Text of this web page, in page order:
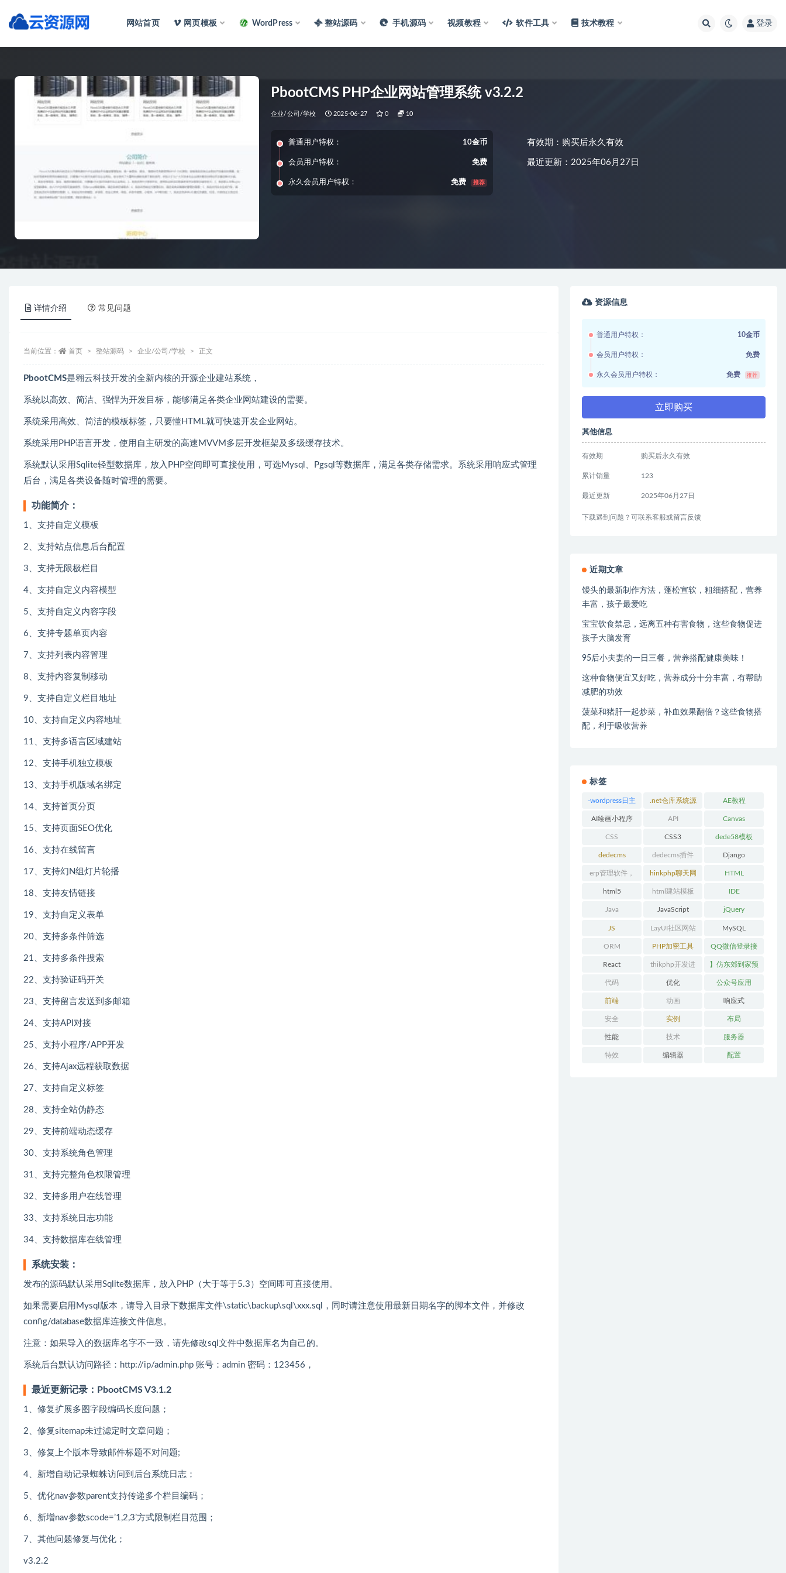
网站首页 网页模板 WordPress 整站源码 手机源码 视频教程 软件工具 技术教程 登录
PbootCMS PHP企业网站管理系统 v3.2.2
企业/公司/学校 2025-06-27 0 10
普通用户特权： 10金币
会员用户特权： 免费
永久会员用户特权： 免费 推荐
有效期：购买后永久有效
最近更新：2025年06月27日
详情介绍 常见问题
当前位置： 首页 整站源码 企业/公司/学校 正文
PbootCMS是翱云科技开发的全新内核的开源企业建站系统，
系统以高效、简洁、强悍为开发目标，能够满足各类企业网站建设的需要。
系统采用高效、简洁的模板标签，只要懂HTML就可快速开发企业网站。
系统采用PHP语言开发，使用自主研发的高速MVVM多层开发框架及多级缓存技术。
系统默认采用Sqlite轻型数据库，放入PHP空间即可直接使用，可选Mysql、Pgsql等数据库，满足各类存储需求。系统采用响应式管理
后台，满足各类设备随时管理的需要。
功能简介：
1、支持自定义模板
2、支持站点信息后台配置
3、支持无限极栏目
4、支持自定义内容模型
5、支持自定义内容字段
6、支持专题单页内容
7、支持列表内容管理
8、支持内容复制移动
9、支持自定义栏目地址
10、支持自定义内容地址
11、支持多语言区域建站
12、支持手机独立模板
13、支持手机版域名绑定
14、支持首页分页
15、支持页面SEO优化
16、支持在线留言
17、支持幻N组灯片轮播
18、支持友情链接
19、支持自定义表单
20、支持多条件筛选
21、支持多条件搜索
22、支持验证码开关
23、支持留言发送到多邮箱
24、支持API对接
25、支持小程序/APP开发
26、支持Ajax远程获取数据
27、支持自定义标签
28、支持全站伪静态
29、支持前端动态缓存
30、支持系统角色管理
31、支持完整角色权限管理
32、支持多用户在线管理
33、支持系统日志功能
34、支持数据库在线管理
系统安装：
发布的源码默认采用Sqlite数据库，放入PHP（大于等于5.3）空间即可直接使用。
如果需要启用Mysql版本，请导入目录下数据库文件\static\backup\sql\xxx.sql，同时请注意使用最新日期名字的脚本文件，并修改
config/database数据库连接文件信息。
注意：如果导入的数据库名字不一致，请先修改sql文件中数据库名为自己的。
系统后台默认访问路径：http://ip/admin.php 账号：admin 密码：123456，
最近更新记录：PbootCMS V3.1.2
1、修复扩展多图字段编码长度问题；
2、修复sitemap未过滤定时文章问题；
3、修复上个版本导致邮件标题不对问题;
4、新增自动记录蜘蛛访问到后台系统日志；
5、优化nav参数parent支持传递多个栏目编码；
6、新增nav参数scode=’1,2,3’方式限制栏目范围；
7、其他问题修复与优化；
v3.2.2
资源信息
普通用户特权： 10金币
会员用户特权： 免费
永久会员用户特权： 免费 推荐
立即购买
其他信息
有效期 购买后永久有效
累计销量 123
最近更新 2025年06月27日
下载遇到问题？可联系客服或留言反馈
近期文章
馒头的最新制作方法，蓬松宣软，粗细搭配，营养
丰富，孩子最爱吃
宝宝饮食禁忌，远离五种有害食物，这些食物促进
孩子大脑发育
95后小夫妻的一日三餐，营养搭配健康美味！
这种食物便宜又好吃，营养成分十分丰富，有帮助
减肥的功效
菠菜和猪肝一起炒菜，补血效果翻倍？这些食物搭
配，利于吸收营养
标签
-wordpress日主
题模版
.net仓库系统源
码
AE教程
AI绘画小程序 API Canvas
CSS CSS3 dede58模板
dedecms dedecms插件 Django
erp管理软件，
仓库系统
hinkphp聊天网
站源码
HTML
html5 html建站模板 IDE
Java JavaScript jQuery
JS LayUI社区网站
源码
MySQL
ORM PHP加密工具 QQ微信登录接
口
React thikphp开发进
群源码
】仿东郊到家预
约上门服务app
代码 优化 公众号应用
前端 动画 响应式
安全 实例 布局
性能 技术 服务器
特效 编辑器 配置